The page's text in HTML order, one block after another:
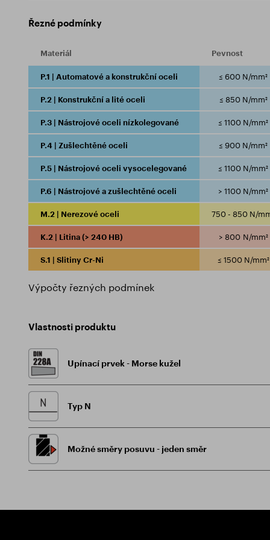
Řezné podmínky
Materiál Pevnost
P.1 | Automatové a konstrukční oceli ≤ 600 N/mm²
P.2 | Konstrukční a lité oceli ≤ 850 N/mm²
P.3 | Nástrojové oceli nízkolegované ≤ 1100 N/mm²
P.4 | Zušlechtěné oceli ≤ 900 N/mm²
P.5 | Nástrojové oceli vysocelegované ≤ 1100 N/mm²
P.6 | Nástrojové a zušlechtěné oceli > 1100 N/mm²
M.2 | Nerezové oceli 750 - 850 N/
K.2 | Litina (> 240 HB) > 800 N/mm²
S.1 | Slitiny Cr-Ni ≤ 1500 N/mm²
Výpočty řezných podmínek
Vlastnosti produktu
Upínací prvek - Morse kužel
Typ N
Možné směry posuvu - jeden směr